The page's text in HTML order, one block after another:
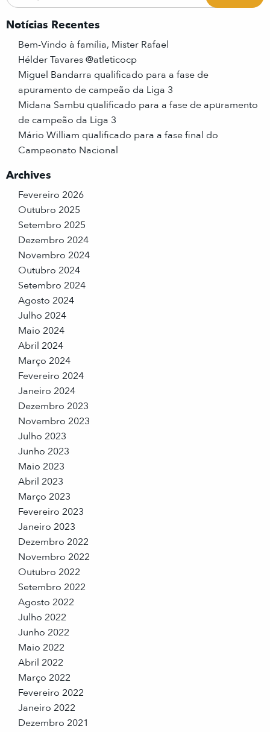
Notícias Recentes
Bem-Vindo à família, Mister Rafael
Hélder Tavares @atleticocp
Miguel Bandarra qualificado para a fase de
apuramento de campeão da Liga 3
Midana Sambu qualificado para a fase de apuramento
de campeão da Liga 3
Mário William qualificado para a fase final do
Campeonato Nacional
Archives
Fevereiro 2026
Outubro 2025
Setembro 2025
Dezembro 2024
Novembro 2024
Outubro 2024
Setembro 2024
Agosto 2024
Julho 2024
Maio 2024
Abril 2024
Março 2024
Fevereiro 2024
Janeiro 2024
Dezembro 2023
Novembro 2023
Julho 2023
Junho 2023
Maio 2023
Abril 2023
Março 2023
Fevereiro 2023
Janeiro 2023
Dezembro 2022
Novembro 2022
Outubro 2022
Setembro 2022
Agosto 2022
Julho 2022
Junho 2022
Maio 2022
Abril 2022
Março 2022
Fevereiro 2022
Janeiro 2022
Dezembro 2021